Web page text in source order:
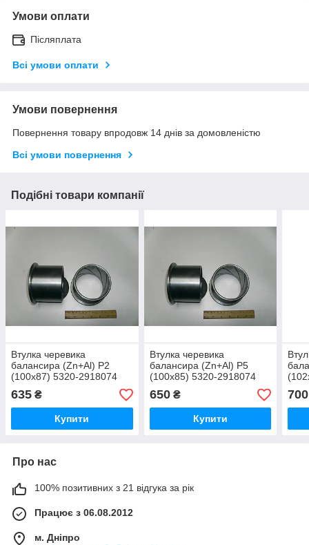
Умови оплати
Післяплата
Всі умови оплати
Умови повернення
Повернення товару впродовж 14 днів за домовленістю
Всі умови повернення
Подібні товари компанії
Втулка черевика
балансира (Zn+Al) Р2
(100х87) 5320-2918074
635 ₴
Купити
Втулка черевика
балансира (Zn+Al) Р5
(100х85) 5320-2918074
650₴
Купити
700
Про нас
100% позитивних з 21 відгука за рік
Працює з 06.08.2012
м. Дніпро